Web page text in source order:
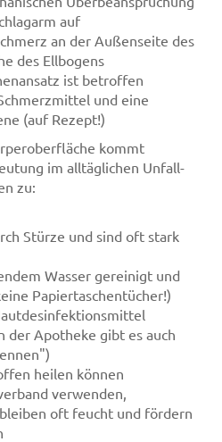
auf
an der Außenseite des
des Ellbogens
ist betroffen
und eine
(auf Rezept!)
kommt
im alltäglichen Unfall-
zu:
Stürze und sind oft stark
Wasser gereinigt und
Papiertaschentücher!)
der Apotheke gibt es auch
heilen können
verwenden,
oft feucht und fördern